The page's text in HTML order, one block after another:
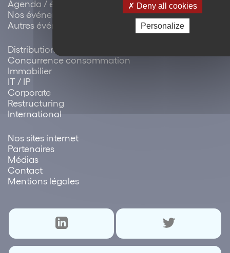
Agenda / évènements
Nos événements
Autres événements
Distribution
Concurrence consommation
Immobilier
IT / IP
Corporate
Restructuring
International
Nos sites internet
Partenaires
Médias
Contact
Mentions légales
Deny all cookies
Personalize